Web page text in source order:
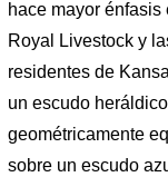
hace mayor
Royal Livestock y
residentes de
un escudo
geométricamente
sobre un escudo